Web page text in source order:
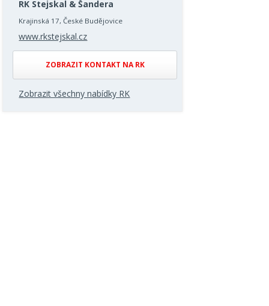
RK Stejskal & Šandera
Krajinská 17, České Budějovice
www.rkstejskal.cz
ZOBRAZIT KONTAKT NA RK
Zobrazit všechny nabídky RK